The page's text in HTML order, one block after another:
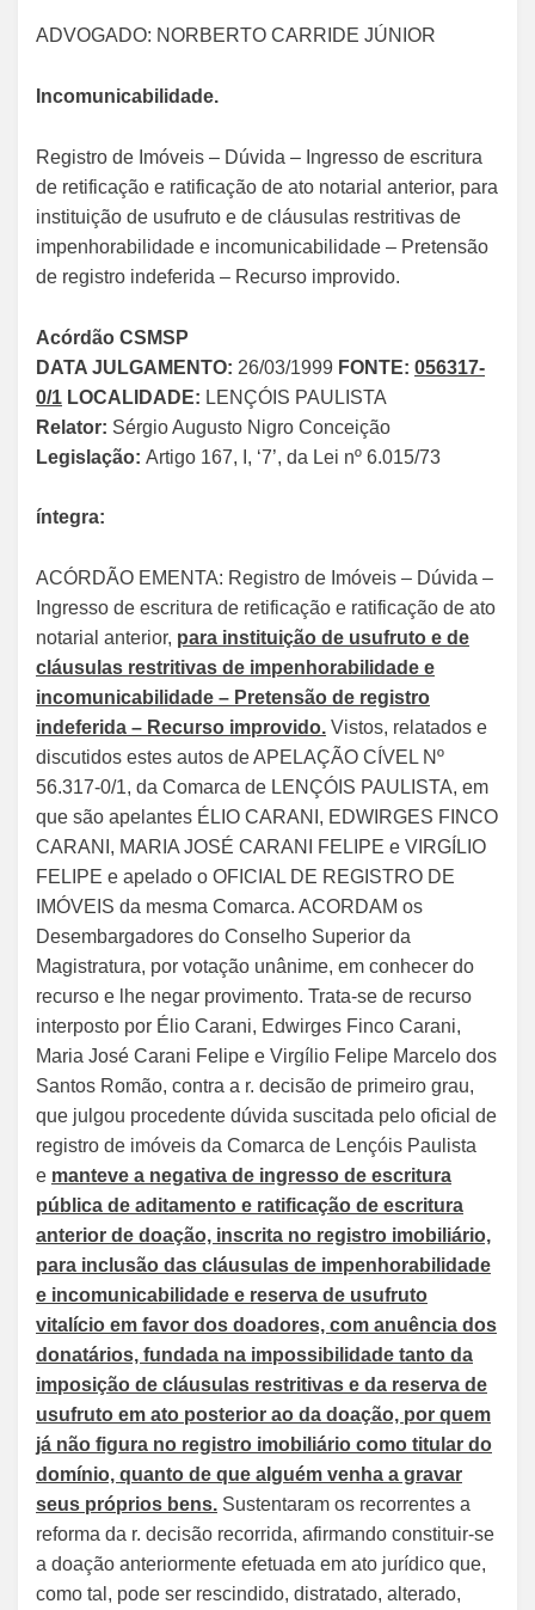
ADVOGADO: NORBERTO CARRIDE JÚNIOR
Incomunicabilidade.
Registro de Imóveis – Dúvida – Ingresso de escritura
de retificação e ratificação de ato notarial anterior, para
instituição de usufruto e de cláusulas restritivas de
impenhorabilidade e incomunicabilidade – Pretensão
de registro indeferida – Recurso improvido.
Acórdão CSMSP
DATA JULGAMENTO: 26/03/1999 FONTE: 056317-
0/1 LOCALIDADE: LENÇÓIS PAULISTA
Relator: Sérgio Augusto Nigro Conceição
Legislação: Artigo 167, I, ‘7’, da Lei nº 6.015/73
íntegra:
ACÓRDÃO EMENTA: Registro de Imóveis – Dúvida –
Ingresso de escritura de retificação e ratificação de ato
notarial anterior, para instituição de usufruto e de
cláusulas restritivas de impenhorabilidade e
incomunicabilidade – Pretensão de registro
indeferida – Recurso improvido. Vistos, relatados e
discutidos estes autos de APELAÇÃO CÍVEL Nº
56.317-0/1, da Comarca de LENÇÓIS PAULISTA, em
que são apelantes ÉLIO CARANI, EDWIRGES FINCO
CARANI, MARIA JOSÉ CARANI FELIPE e VIRGÍLIO
FELIPE e apelado o OFICIAL DE REGISTRO DE
IMÓVEIS da mesma Comarca. ACORDAM os
Desembargadores do Conselho Superior da
Magistratura, por votação unânime, em conhecer do
recurso e lhe negar provimento. Trata-se de recurso
interposto por Élio Carani, Edwirges Finco Carani,
Maria José Carani Felipe e Virgílio Felipe Marcelo dos
Santos Romão, contra a r. decisão de primeiro grau,
que julgou procedente dúvida suscitada pelo oficial de
registro de imóveis da Comarca de Lençóis Paulista
e manteve a negativa de ingresso de escritura
pública de aditamento e ratificação de escritura
anterior de doação, inscrita no registro imobiliário,
para inclusão das cláusulas de impenhorabilidade
e incomunicabilidade e reserva de usufruto
vitalício em favor dos doadores, com anuência dos
donatários, fundada na impossibilidade tanto da
imposição de cláusulas restritivas e da reserva de
usufruto em ato posterior ao da doação, por quem
já não figura no registro imobiliário como titular do
domínio, quanto de que alguém venha a gravar
seus próprios bens. Sustentaram os recorrentes a
reforma da r. decisão recorrida, afirmando constituir-se
a doação anteriormente efetuada em ato jurídico que,
como tal, pode ser rescindido, distratado, alterado,